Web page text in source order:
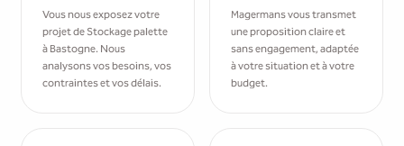
Vous nous exposez votre
projet de Stockage palette
à Bastogne. Nous
analysons vos besoins, vos
contraintes et vos délais.
Magermans vous transmet
une proposition claire et
sans engagement, adaptée
à votre situation et à votre
budget.